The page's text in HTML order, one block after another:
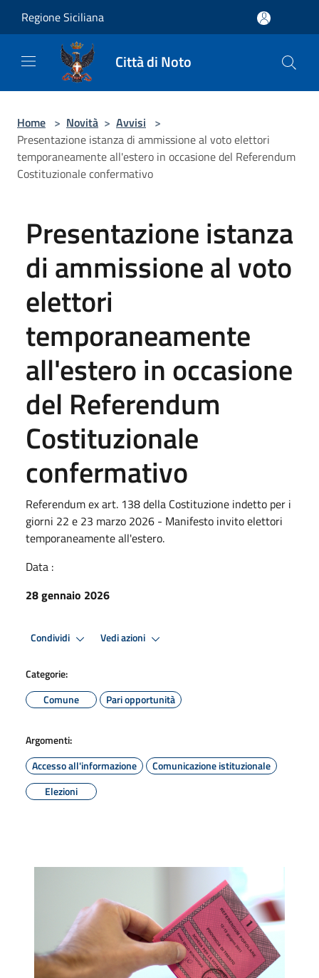
Regione Siciliana
Città di Noto
Home > Novità > Avvisi >
Presentazione istanza di ammissione al voto elettori
temporaneamente all'estero in occasione del Referendum
Costituzionale confermativo
Presentazione istanza
di ammissione al voto
elettori
temporaneamente
all'estero in occasione
del Referendum
Costituzionale
confermativo
Referendum ex art. 138 della Costituzione indetto per i
giorni 22 e 23 marzo 2026 - Manifesto invito elettori
temporaneamente all'estero.
Data :
28 gennaio 2026
Condividi Vedi azioni
Categorie:
Comune
Pari opportunità
Argomenti:
Accesso all'informazione
Comunicazione istituzionale
Elezioni